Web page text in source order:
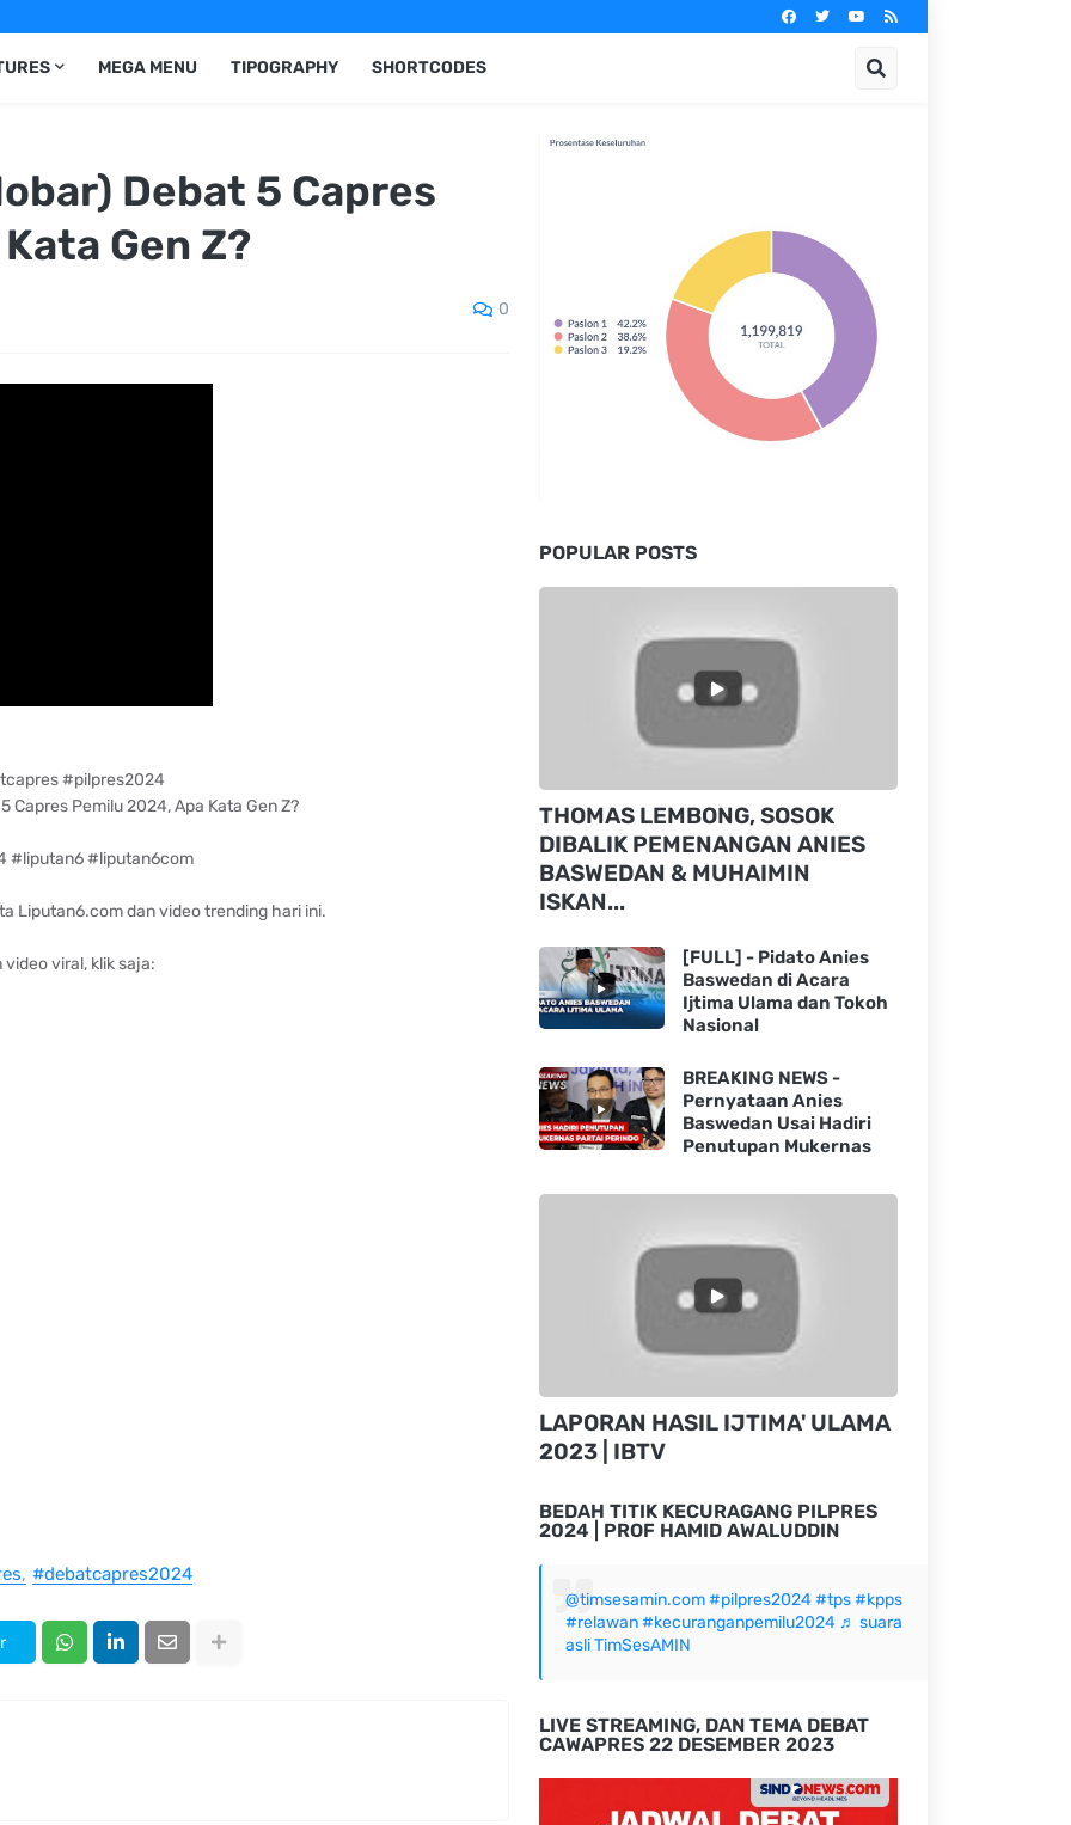
MEGA MENU TIPOGRAPHY SHORTCODES
Debat 5 Capres
Gen Z?
0
#pilpres2024
Capres Pemilu 2024, Apa Kata Gen Z?
#liputan6 #liputan6com
Liputan6.com dan video trending hari ini.
viral, klik saja:
#debatcapres2024
POPULAR POSTS
THOMAS LEMBONG, SOSOK
DIBALIK PEMENANGAN ANIES
BASWEDAN & MUHAIMIN
ISKAN...
[FULL] - Pidato Anies
Baswedan di Acara
Ijtima Ulama dan Tokoh
Nasional
BREAKING NEWS -
Pernyataan Anies
Baswedan Usai Hadiri
Penutupan Mukernas
LAPORAN HASIL IJTIMA' ULAMA
2023 | IBTV
BEDAH TITIK KECURAGANG PILPRES
2024 | PROF HAMID AWALUDDIN
@timsesamin.com #pilpres2024 #tps #kpps
#relawan #kecuranganpemilu2024 ♬ suara
asli TimSesAMIN
LIVE STREAMING, DAN TEMA DEBAT
CAWAPRES 22 DESEMBER 2023